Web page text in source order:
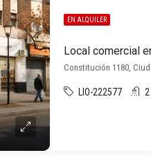
EN ALQUILER
Local comercial
LIO-222577 2